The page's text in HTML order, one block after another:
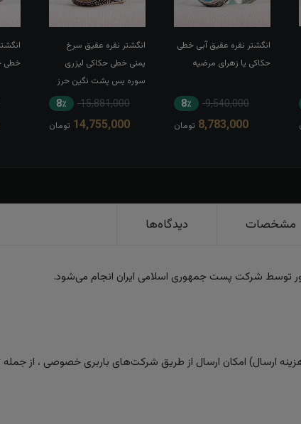
انگشتر نقره عقیق آبی خطی
حکاکی یا زهرای مرضیه
9,540,000 8٪
8,783,000 تومان
انگشتر نقره عقیق سرخ
یمنی خطی حکاکی لیزری
سوره یس پشت نگین حرز
کبیر امام جواد(ع) رکاب تاج
برنجی بغل طرح ضریح
15,881,000 8٪
14,755,000 تومان
خطی
مشخصات دیدگاه‌ها
توسط شرکت پست جمهوری اسلامی ایران انجام می‌شود.
ارسال) امکان ارسال از طریق شرکت‌های باربری خصوصی ، از جمله